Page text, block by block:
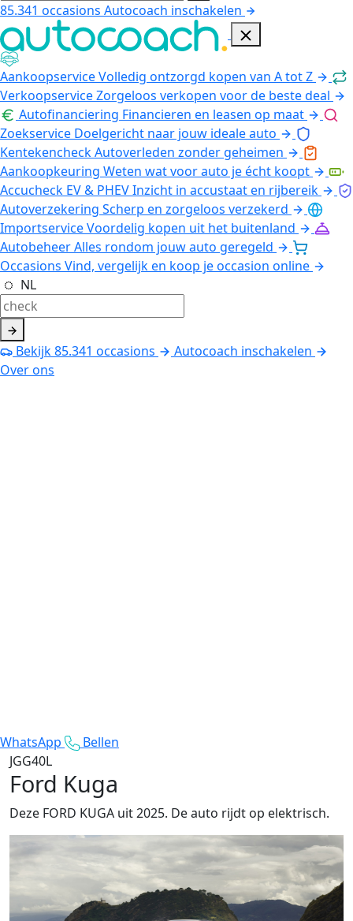
85.341 occasions Autocoach inschakelen
AankoopserviceVolledig ontzorgd kopen van A tot Z
VerkoopserviceZorgeloos verkopen voor de beste deal
Autofinanciering Financieren en leasen op maat
Zoekservice Doelgericht naar jouw ideale auto
KentekencheckAutoverleden zonder geheimen
Aankoopkeuring Weten wat voor auto je écht koopt
Accucheck EV & PHEVInzicht in accustaat en rijbereik
Autoverzekering Scherp en zorgeloos verzekerd
ImportserviceVoordelig kopen uit het buitenland
AutobeheerAlles rondom jouw auto geregeld
Occasions Vind, vergelijk en koop je occasion online
NL
Bekijk85.341 occasions
Autocoach inschakelen
Over ons
WhatsApp
Bellen
JGG40L
Ford Kuga
Deze FORD KUGA uit 2025. De auto rijdt op elektrisch.